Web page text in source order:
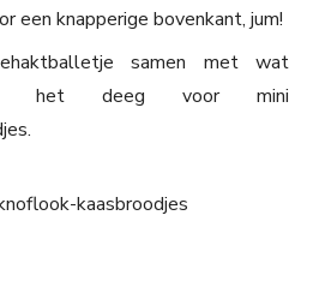
een knapperige bovenkant, jum!
samen met wat
in het deeg voor mini